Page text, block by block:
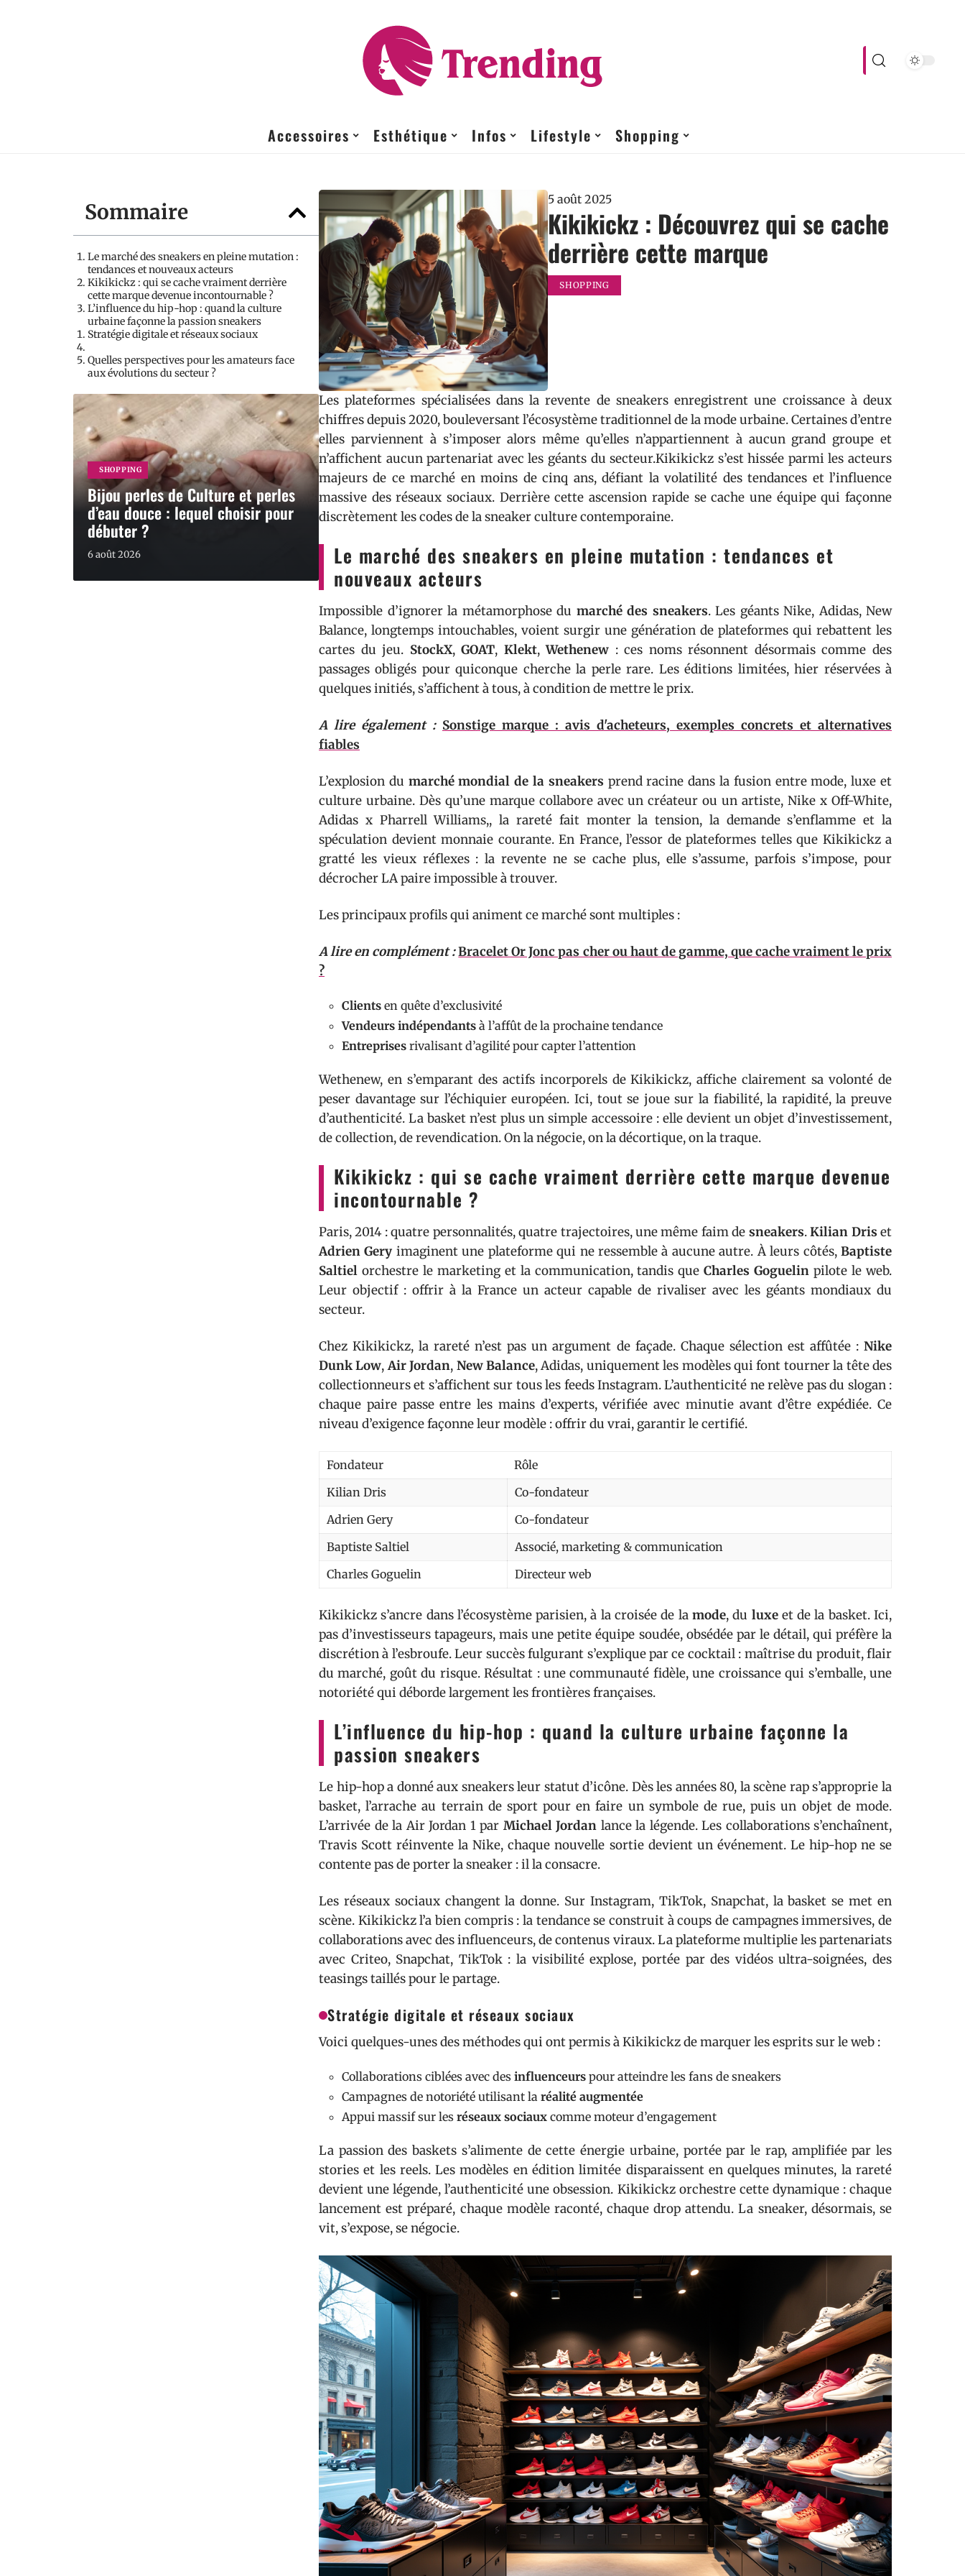
Accessoires Esthétique Infos Lifestyle Shopping
Sommaire
Le marché des sneakers en pleine mutation :
tendances et nouveaux acteurs
Kikikickz : qui se cache vraiment derrière
cette marque devenue incontournable ?
L’influence du hip-hop : quand la culture
urbaine façonne la passion sneakers
Stratégie digitale et réseaux sociaux
Quelles perspectives pour les amateurs face
aux évolutions du secteur ?
SHOPPING
Bijou perles de Culture et perles
d’eau douce : lequel choisir pour
débuter ?
6 août 2026
5 août 2025
Kikikickz : Découvrez qui se cache
derrière cette marque
SHOPPING
Les plateformes spécialisées dans la revente de sneakers enregistrent une croissance à deux
chiffres depuis 2020, bouleversant l’écosystème traditionnel de la mode urbaine. Certaines d’entre
elles parviennent à s’imposer alors même qu’elles n’appartiennent à aucun grand groupe et
n’affichent aucun partenariat avec les géants du secteur.Kikikickz s’est hissée parmi les acteurs
majeurs de ce marché en moins de cinq ans, défiant la volatilité des tendances et l’influence
massive des réseaux sociaux. Derrière cette ascension rapide se cache une équipe qui façonne
discrètement les codes de la sneaker culture contemporaine.
Le marché des sneakers en pleine mutation : tendances et
nouveaux acteurs
Impossible d’ignorer la métamorphose du marché des sneakers. Les géants Nike, Adidas, New
Balance, longtemps intouchables, voient surgir une génération de plateformes qui rebattent les
cartes du jeu. StockX,GOAT, Klekt,Wethenew : ces noms résonnent désormais comme des
passages obligés pour quiconque cherche la perle rare. Les éditions limitées, hier réservées à
quelques initiés, s’affichent à tous, à condition de mettre le prix.
A lire également : Sonstige marque : avis d'acheteurs, exemples concrets et alternatives
fiables
L’explosion du marché mondial de la sneakers prend racine dans la fusion entre mode, luxe et
culture urbaine. Dès qu’une marque collabore avec un créateur ou un artiste, Nike x Off-White,
Adidas x Pharrell Williams,, la rareté fait monter la tension, la demande s’enflamme et la
spéculation devient monnaie courante. En France, l’essor de plateformes telles que Kikikickz a
gratté les vieux réflexes : la revente ne se cache plus, elle s’assume, parfois s’impose, pour
décrocher LA paire impossible à trouver.
Les principaux profils qui animent ce marché sont multiples :
A lire en complément :Bracelet Or Jonc pas cher ou haut de gamme, que cache vraiment le prix
?
Clients en quête d’exclusivité
Vendeurs indépendants à l’affût de la prochaine tendance
Entreprises rivalisant d’agilité pour capter l’attention
Wethenew, en s’emparant des actifs incorporels de Kikikickz, affiche clairement sa volonté de
peser davantage sur l’échiquier européen. Ici, tout se joue sur la fiabilité, la rapidité, la preuve
d’authenticité. La basket n’est plus un simple accessoire : elle devient un objet d’investissement,
de collection, de revendication. On la négocie, on la décortique, on la traque.
Kikikickz : qui se cache vraiment derrière cette marque devenue
incontournable ?
Paris, 2014 : quatre personnalités, quatre trajectoires, une même faim de sneakers.Kilian Dris et
Adrien Gery imaginent une plateforme qui ne ressemble à aucune autre. À leurs côtés,Baptiste
Saltiel orchestre le marketing et la communication, tandis queCharles Goguelin pilote le web.
Leur objectif : offrir à la France un acteur capable de rivaliser avec les géants mondiaux du
secteur.
Chez Kikikickz, la rareté n’est pas un argument de façade. Chaque sélection est affûtée : Nike
Dunk Low,Air Jordan, New Balance, Adidas, uniquement les modèles qui font tourner la tête des
collectionneurs et s’affichent sur tous les feeds Instagram. L’authenticité ne relève pas du slogan :
chaque paire passe entre les mains d’experts, vérifiée avec minutie avant d’être expédiée. Ce
niveau d’exigence façonne leur modèle : offrir du vrai, garantir le certifié.
Fondateur
Rôle
Kilian Dris
Co-fondateur
Adrien Gery
Co-fondateur
Baptiste Saltiel
Associé, marketing & communication
Charles Goguelin
Directeur web
Kikikickz s’ancre dans l’écosystème parisien, à la croisée de la mode, du luxeet de la basket. Ici,
pas d’investisseurs tapageurs, mais une petite équipe soudée, obsédée par le détail, qui préfère la
discrétion à l’esbroufe. Leur succès fulgurant s’explique par ce cocktail : maîtrise du produit, flair
du marché, goût du risque. Résultat : une communauté fidèle, une croissance qui s’emballe, une
notoriété qui déborde largement les frontières françaises.
L’influence du hip-hop : quand la culture urbaine façonne la
passion sneakers
Le hip-hop a donné aux sneakers leur statut d’icône. Dès les années 80, la scène rap s’approprie la
basket, l’arrache au terrain de sport pour en faire un symbole de rue, puis un objet de mode.
L’arrivée de la Air Jordan 1 par Michael Jordan lance la légende. Les collaborations s’enchaînent,
Travis Scott réinvente la Nike, chaque nouvelle sortie devient un événement. Le hip-hop ne se
contente pas de porter la sneaker : il la consacre.
Les réseaux sociaux changent la donne. Sur Instagram, TikTok, Snapchat, la basket se met en
scène. Kikikickz l’a bien compris : la tendance se construit à coups de campagnes immersives, de
collaborations avec des influenceurs, de contenus viraux. La plateforme multiplie les partenariats
avec Criteo, Snapchat, TikTok : la visibilité explose, portée par des vidéos ultra-soignées, des
teasings taillés pour le partage.
Stratégie digitale et réseaux sociaux
Voici quelques-unes des méthodes qui ont permis à Kikikickz de marquer les esprits sur le web :
Collaborations ciblées avec des influenceurs pour atteindre les fans de sneakers
Campagnes de notoriété utilisant la réalité augmentée
Appui massif sur les réseaux sociaux comme moteur d’engagement
La passion des baskets s’alimente de cette énergie urbaine, portée par le rap, amplifiée par les
stories et les reels. Les modèles en édition limitée disparaissent en quelques minutes, la rareté
devient une légende, l’authenticité une obsession. Kikikickz orchestre cette dynamique : chaque
lancement est préparé, chaque modèle raconté, chaque drop attendu. La sneaker, désormais, se
vit, s’expose, se négocie.